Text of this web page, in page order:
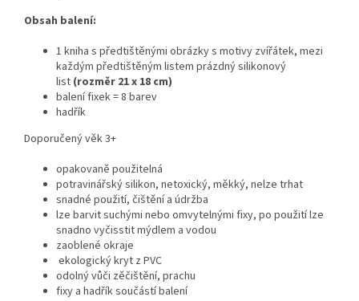
Obsah balení:
1 kniha s předtištěnými obrázky s motivy zvířátek, mezi
každým předtištěným listem prázdný silikonový
list (rozměr 21 x 18 cm)
balení fixek = 8 barev
hadřík
Doporučený věk 3+
opakovaně použitelná
potravinářský silikon, netoxický, měkký, nelze trhat
snadné použití, čištění a údržba
lze barvit suchými nebo omvytelnými fixy, po použití lze
snadno vyčisstit mýdlem a vodou
zaoblené okraje
ekologický kryt z PVC
odolný vůči zěčištění, prachu
fixy a hadřík součástí balení